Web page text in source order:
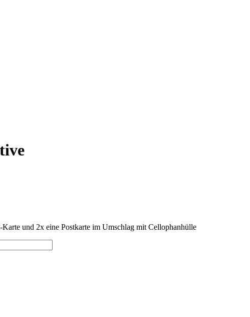
und 2x eine Postkarte im Umschlag mit Cellophanhülle